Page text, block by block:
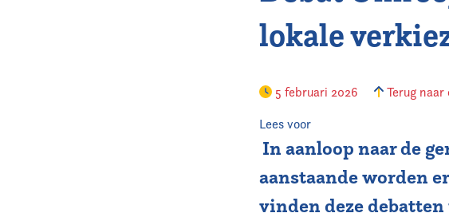
lokale
5 februari 2026 Terug
Lees voor
In aanloop naar de
aanstaande worden
vinden deze